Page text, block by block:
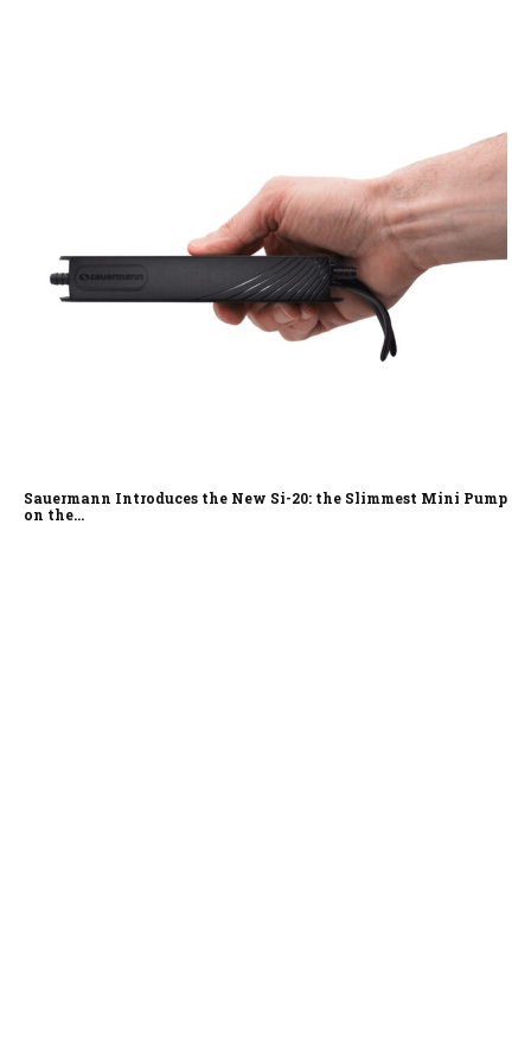
Sauermann Introduces the New Si-20: the Slimmest Mini Pump
on the...